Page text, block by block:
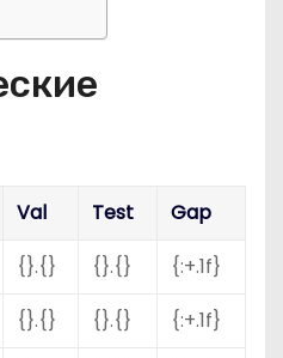
Val Test
Gap
{}.{} {}.{}
{:+.1f}
{}.{} {}.{}
{:+.1f}